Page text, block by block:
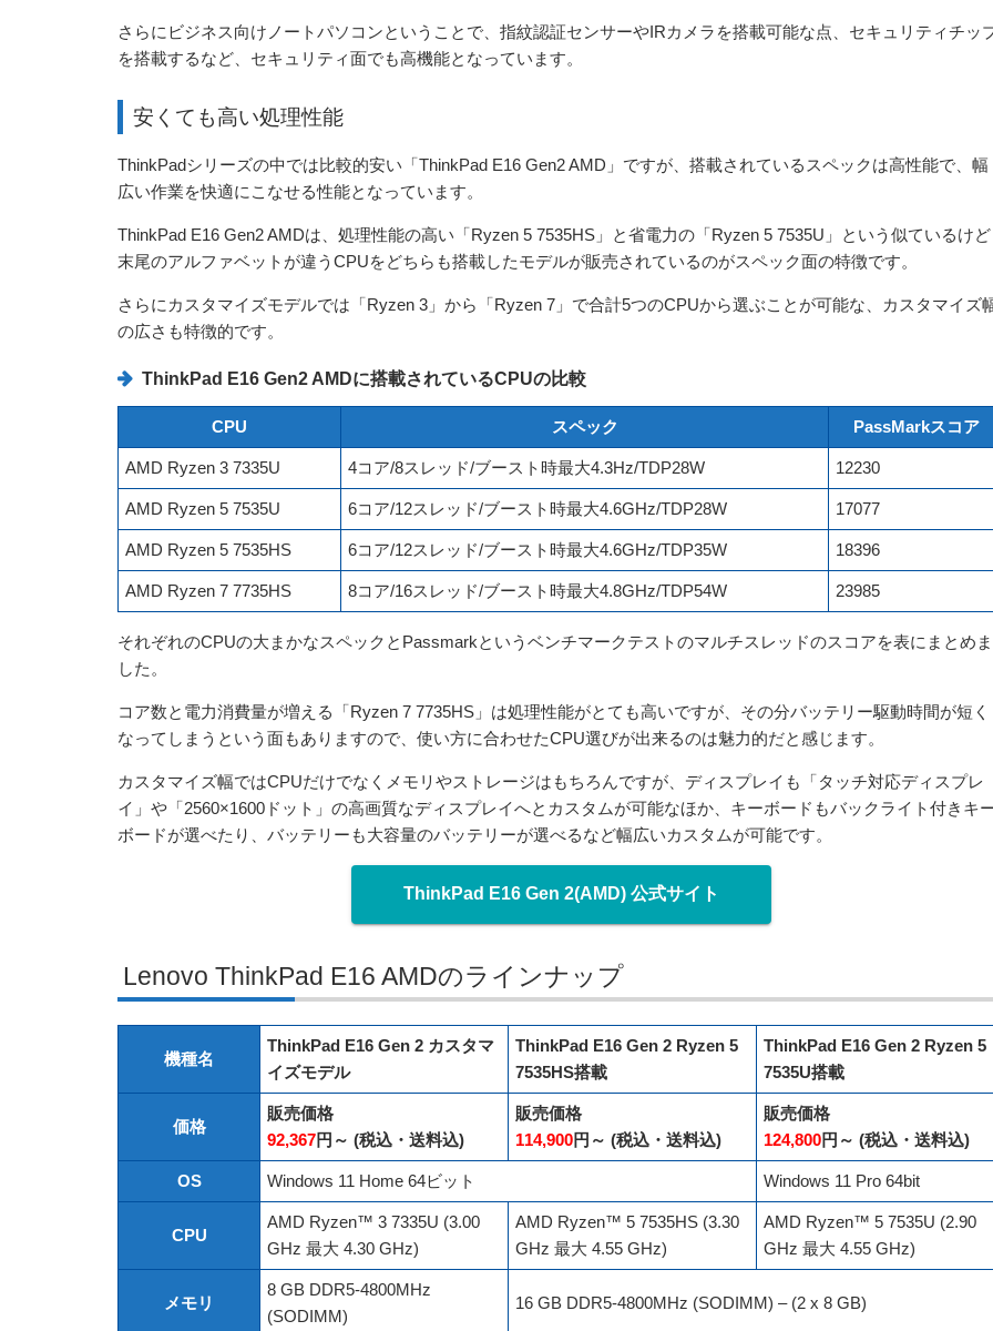
さらにビジネス向けノートパソコンということで、指紋認証センサーやIRカメラを搭載可能な点、セキュリティチッ
を搭載するなど、セキュリティ面でも高機能となっています。
安くても高い処理性能
ThinkPadシリーズの中では比較的安い「ThinkPad E16 Gen2 AMD」ですが、搭載されているスペックは高性能で、幅
広い作業を快適にこなせる性能となっています。
ThinkPad E16 Gen2 AMDは、処理性能の高い「Ryzen 5 7535HS」と省電力の「Ryzen 5 7535U」という似ているけど
末尾のアルファベットが違うCPUをどちらも搭載したモデルが販売されているのがスペック面の特徴です。
さらにカスタマイズモデルでは「Ryzen 3」から「Ryzen 7」で合計5つのCPUから選ぶことが可能な、カスタマイズ
の広さも特徴的です。
ThinkPad E16 Gen2 AMDに搭載されているCPUの比較
CPU スペック PassMarkスコア
AMD Ryzen 3 7335U 4コア/8スレッド/ブースト時最大4.3Hz/TDP28W 12230
AMD Ryzen 5 7535U 6コア/12スレッド/ブースト時最大4.6GHz/TDP28W 17077
AMD Ryzen 5 7535HS 6コア/12スレッド/ブースト時最大4.6GHz/TDP35W 18396
AMD Ryzen 7 7735HS 8コア/16スレッド/ブースト時最大4.8GHz/TDP54W 23985
それぞれのCPUの大まかなスペックとPassmarkというベンチマークテストのマルチスレッドのスコアを表にまとめま
した。
コア数と電力消費量が増える「Ryzen 7 7735HS」は処理性能がとても高いですが、その分バッテリー駆動時間が短く
なってしまうという面もありますので、使い方に合わせたCPU選びが出来るのは魅力的だと感じます。
カスタマイズ幅ではCPUだけでなくメモリやストレージはもちろんですが、ディスプレイも「タッチ対応ディスプレ
イ」や「2560×1600ドット」の高画質なディスプレイへとカスタムが可能なほか、キーボードもバックライト付きキ
ボードが選べたり、バッテリーも大容量のバッテリーが選べるなど幅広いカスタムが可能です。
ThinkPad E16 Gen 2(AMD) 公式サイト
Lenovo ThinkPad E16 AMDのラインナップ
機種名
ThinkPad E16 Gen 2 カスタマ
イズモデル
ThinkPad E16 Gen 2 Ryzen 5
7535HS搭載
ThinkPad E16 Gen 2 Ryzen 5
7535U搭載
価格
販売価格
92,367円～ (税込・送料込)
販売価格
114,900円～ (税込・送料込)
販売価格
124,800円～ (税込・送料込)
OS Windows 11 Home 64ビット Windows 11 Pro 64bit
CPU
AMD Ryzen™ 3 7335U (3.00
GHz 最大 4.30 GHz)
AMD Ryzen™ 5 7535HS (3.30
GHz 最大 4.55 GHz)
AMD Ryzen™ 5 7535U (2.90
GHz 最大 4.55 GHz)
メモリ
8 GB DDR5-4800MHz
(SODIMM)
16 GB DDR5-4800MHz (SODIMM) – (2 x 8 GB)